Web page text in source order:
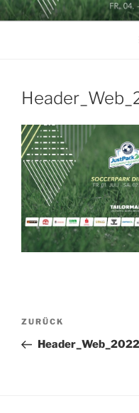
Zum
Inhalt
Beitragsnavigation
Vorheriger
Beitrag
ZURÜCK